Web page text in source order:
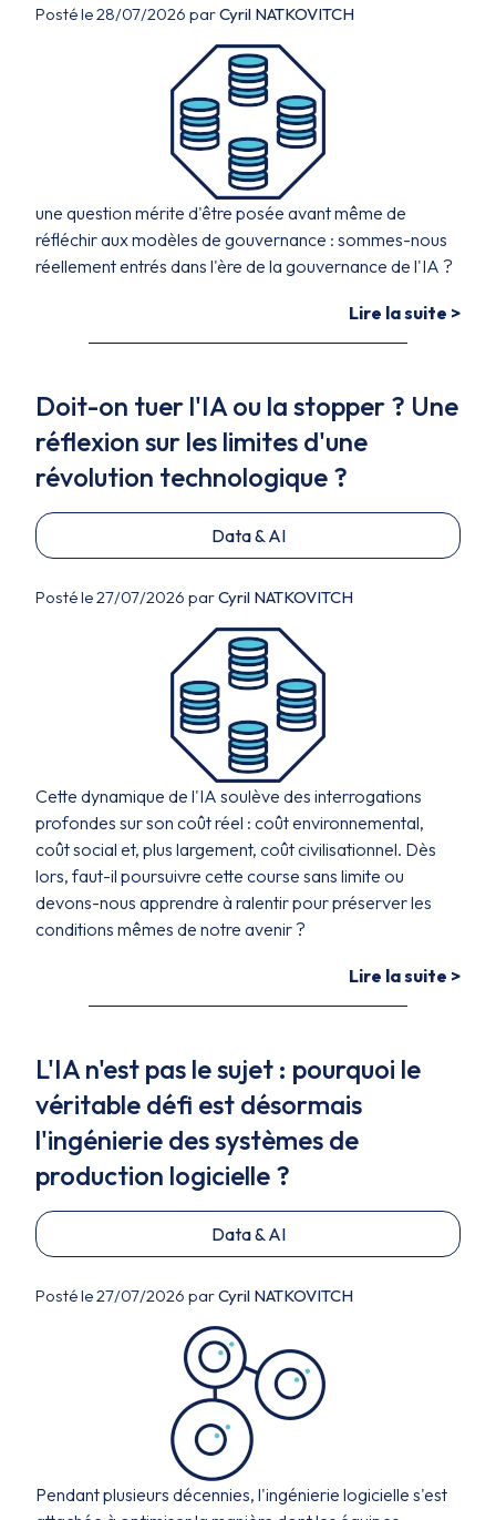
Posté le 28/07/2026 parCyril NATKOVITCH
une question mérite d'être posée avant même de
réfléchir aux modèles de gouvernance : sommes-nous
réellement entrés dans l'ère de la gouvernance de l'IA ?
Lire la suite >
Doit-on tuer l'IA ou la stopper ? Une
réflexion sur les limites d'une
révolution technologique ?
Data & AI
Posté le 27/07/2026 parCyril NATKOVITCH
Cette dynamique de l'IA soulève des interrogations
profondes sur son coût réel : coût environnemental,
coût social et, plus largement, coût civilisationnel. Dès
lors, faut-il poursuivre cette course sans limite ou
devons-nous apprendre à ralentir pour préserver les
conditions mêmes de notre avenir ?
Lire la suite >
L'IA n'est pas le sujet : pourquoi le
véritable défi est désormais
l'ingénierie des systèmes de
production logicielle ?
Data & AI
Posté le 27/07/2026 parCyril NATKOVITCH
Pendant plusieurs décennies, l'ingénierie logicielle s'est